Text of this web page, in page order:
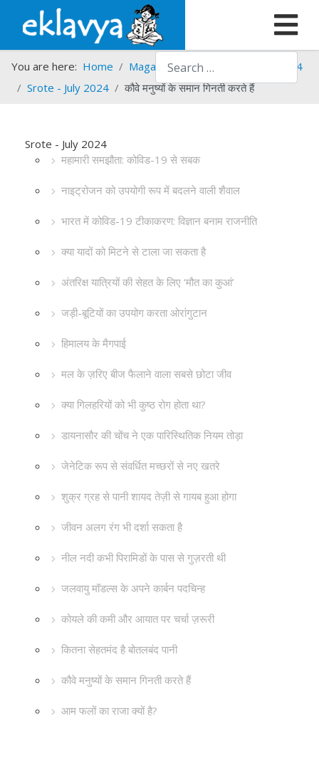
Search
You are here: Home Magazines Srote
Srote - 2024
Srote - July 2024
कौवे मनुष्यों के समान गिनती करते हैं
Srote - July 2024
महामारी समझौता: कोविड-19 से सबक
नाइट्रोजन को उपयोगी रूप में बदलने वाली शैवाल
भारत में कोविड-19 टीकाकरण: विज्ञान बनाम राजनीति
क्या यादों को मिटने से टाला जा सकता है
अंतरिक्ष यात्रियों की सेहत के लिए ‘मौत का कुआं’
जड़ी-बूटियों का उपयोग करता ओरांगुटान
हिमालय के मैगपाई
मल के ज़रिए बीज फैलाने वाला सबसे छोटा जीव
क्या गिलहरियों को भी कुष्ठ रोग होता था?
डायनासौर की चोंच ने एक पारिस्थितिक नियम तोड़ा
जेनेटिक रूप से संवर्धित मच्छरों से नए खतरे
शुक्र ग्रह से पानी शायद तेज़ी से गायब हुआ होगा
जीवन अलग रंग भी दर्शा सकता है
नील नदी कभी पिरामिडों के पास से गुज़रती थी
जलवायु मॉडल्स के अपने कार्बन पदचिन्ह
कोयले की कमी और आयात पर चर्चा ज़रूरी
कितना सेहतमंद है बोतलबंद पानी
कौवे मनुष्यों के समान गिनती करते हैं
आम फलों का राजा क्यों है?